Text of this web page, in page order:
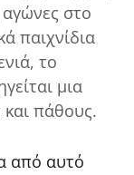
αγώνες στο
παιχνίδια
το
μια
και πάθους.
από αυτό